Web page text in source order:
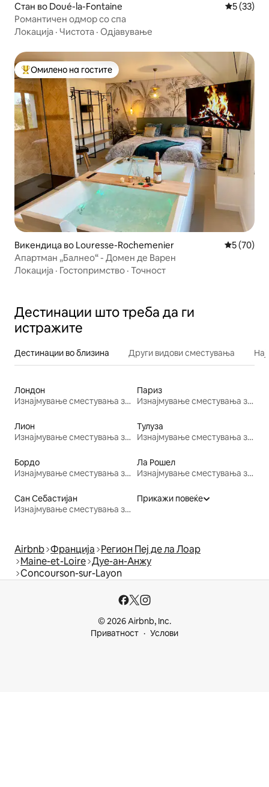
Стан во Doué-la-Fontaine Просечна
5 (33)
Романтичен одмор со спа
Локација · Чистота · Одјавување
Меѓу најуспешните „Омилени на гостите“
Омилено на гостите
Викендица во Louresse-Rochemenier Просечна
5 (70)
Апартман „Балнео“ - Домен де Варен
Локација · Гостопримство · Точност
Дестинации што треба да ги
истражите
Дестинации во близина Други видови сместувања
Лондон
Изнајмување сместувања за одмор
Париз
Изнајмување сместувања за одмор
Лион
Изнајмување сместувања за одмор
Тулуза
Изнајмување сместувања за одмор
Бордо
Изнајмување сместувања за одмор
Ла Рошел
Изнајмување сместувања за одмор
Сан Себастијан
Изнајмување сместувања за одмор
Прикажи повеќе
Airbnb Франција Регион Пеј де ла Лоар
Maine-et-Loire Дуе-ан-Анжу
Concourson-sur-Layon
© 2026 Airbnb, Inc.
Приватност
Услови